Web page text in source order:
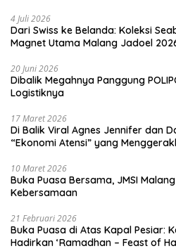
4 Juli 2026
Dari Swiss ke Belanda: Koleksi
Magnet Utama Malang Jadoel
20 Juni 2026
Dibalik Megahnya Panggung
Logistiknya
17 Maret 2026
Di Balik Viral Agnes Jennifer dan
“Ekonomi Atensi” yang
10 Maret 2026
Buka Puasa Bersama, JMSI
Kebersamaan
21 Februari 2026
Buka Puasa di Atas Kapal Pesiar:
Hadirkan ‘Ramadhan – Feast of